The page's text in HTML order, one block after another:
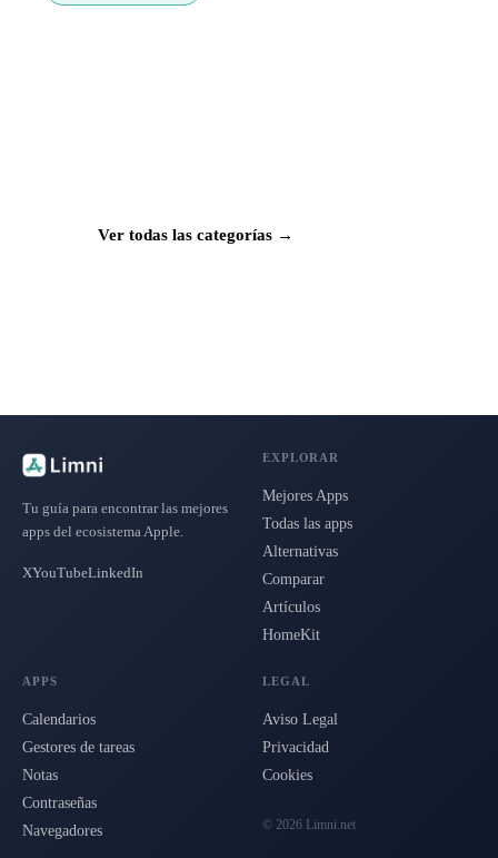
Ver todas las categorías →
Tu guía para encontrar las mejores
apps del ecosistema Apple.
XYouTubeLinkedIn
EXPLORAR
Mejores Apps
Todas las apps
Alternativas
Comparar
Artículos
HomeKit
APPS
Calendarios
Gestores de tareas
Notas
Contraseñas
Navegadores
LEGAL
Aviso Legal
Privacidad
Cookies
© 2026 Limni.net